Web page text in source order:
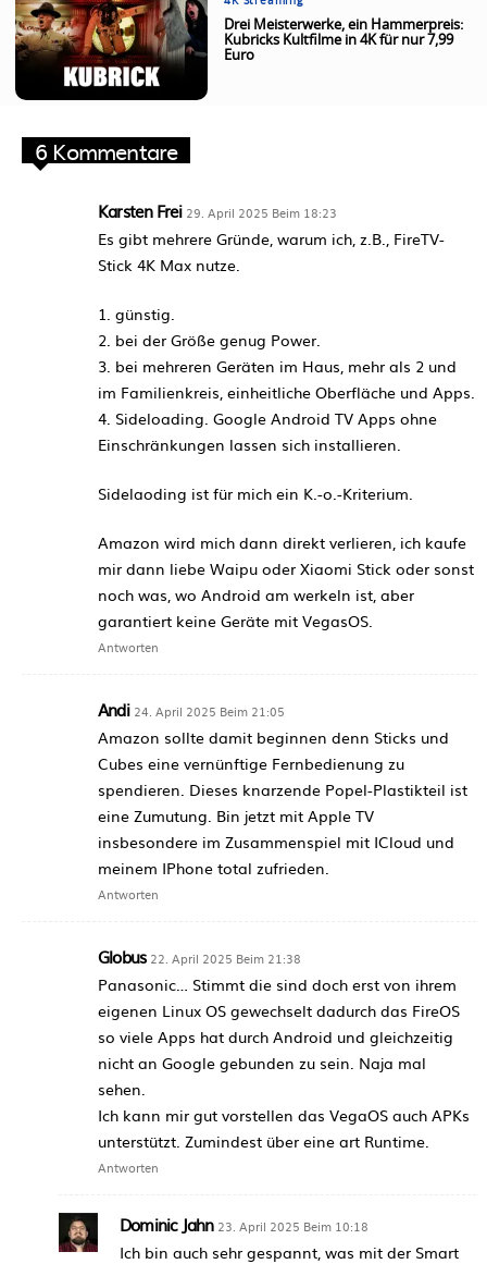
Drei Meisterwerke, ein Hammerpreis:
Kubricks Kultfilme in 4K für nur 7,99
Euro
6 Kommentare
Karsten Frei 29. April 2025 Beim 18:23
Es gibt mehrere Gründe, warum ich, z.B., FireTV-
Stick 4K Max nutze.
1. günstig.
2. bei der Größe genug Power.
3. bei mehreren Geräten im Haus, mehr als 2 und
im Familienkreis, einheitliche Oberfläche und Apps.
4. Sideloading. Google Android TV Apps ohne
Einschränkungen lassen sich installieren.
Sidelaoding ist für mich ein K.-o.-Kriterium.
Amazon wird mich dann direkt verlieren, ich kaufe
mir dann liebe Waipu oder Xiaomi Stick oder sonst
noch was, wo Android am werkeln ist, aber
garantiert keine Geräte mit VegasOS.
Antworten
Andi 24. April 2025 Beim 21:05
Amazon sollte damit beginnen denn Sticks und
Cubes eine vernünftige Fernbedienung zu
spendieren. Dieses knarzende Popel-Plastikteil ist
eine Zumutung. Bin jetzt mit Apple TV
insbesondere im Zusammenspiel mit ICloud und
meinem IPhone total zufrieden.
Antworten
Globus 22. April 2025 Beim 21:38
Panasonic… Stimmt die sind doch erst von ihrem
eigenen Linux OS gewechselt dadurch das FireOS
so viele Apps hat durch Android und gleichzeitig
nicht an Google gebunden zu sein. Naja mal
sehen.
Ich kann mir gut vorstellen das VegaOS auch APKs
unterstützt. Zumindest über eine art Runtime.
Antworten
Dominic Jahn 23. April 2025 Beim 10:18
Ich bin auch sehr gespannt, was mit der Smart